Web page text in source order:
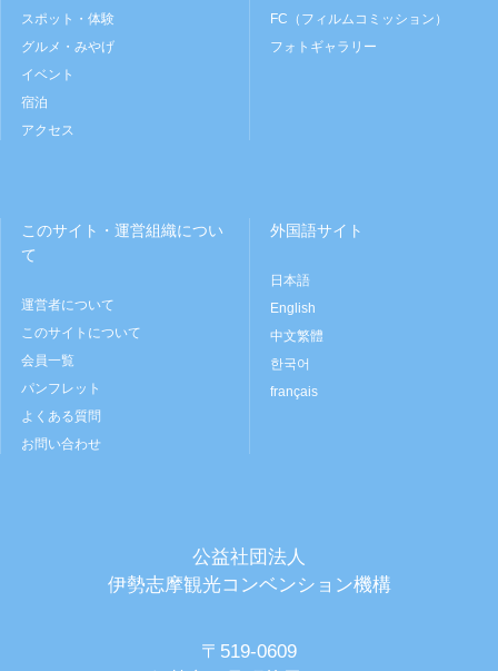
スポット・体験
グルメ・みやげ
イベント
宿泊
アクセス
FC（フィルムコミッション）
フォトギャラリー
このサイト・運営組織につい
て
運営者について
このサイトについて
会員一覧
パンフレット
よくある質問
お問い合わせ
外国語サイト
日本語
English
中文繁體
한국어
français
公益社団法人
伊勢志摩観光コンベンション機構
〒519-0609